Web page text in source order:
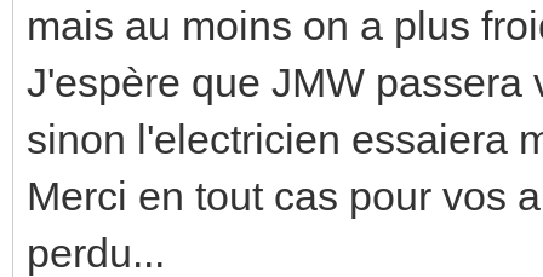
mais au moins on a plus
J'espère que JMW passera
sinon l'electricien essaiera
Merci en tout cas pour vos
perdu...